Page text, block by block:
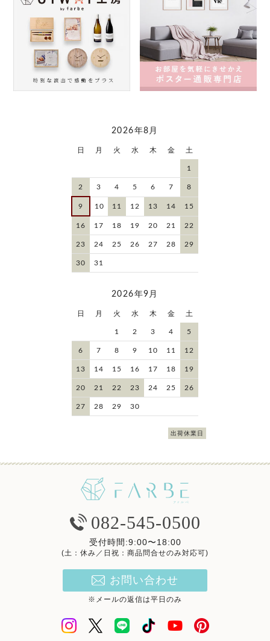
2026年8月
日 月 火 水 木 金 土
1
2 3 4 5 6 7 8
9 10 11 12 13 14 15
16 17 18 19 20 21 22
23 24 25 26 27 28 29
30 31
2026年9月
日 月 火 水 木 金 土
1 2 3 4 5
6 7 8 9 10 11 12
13 14 15 16 17 18 19
20 21 22 23 24 25 26
27 28 29 30
出荷休業日
082-545-0500
受付時間:9:00〜18:00
(土：休み／日祝：商品問合せのみ対応可)
お問い合わせ
※メールの返信は平日のみ